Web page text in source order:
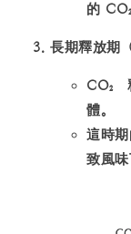
的
長期釋放期
CO₂
體。
這時
致風味